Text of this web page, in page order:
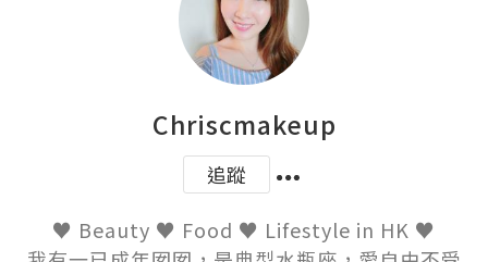
Chriscmakeup
追蹤
♥ Beauty ♥ Food ♥ Lifestyle in HK ♥